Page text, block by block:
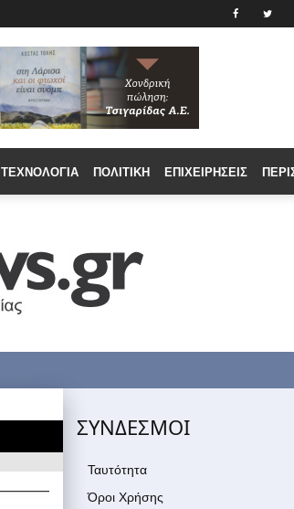
ΤΕΧΝΟΛΟΓΊΑ ΠΟΛΙΤΙΚΉ ΕΠΙΧΕΙΡΉΣΕΙΣ
ΣΥΝΔΕΣΜΟΙ
Ταυτότητα
Όροι Χρήσης